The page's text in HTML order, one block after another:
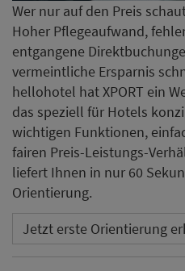
Wer nur auf den Preis
Hoher Pflegeaufwand,
entgangene
vermeintliche Ersparnis
hellohotel hat XPORT ein
das speziell für Hotels
wichtigen Funktionen,
fairen Preis-Leistungs-
liefert Ihnen in nur 60
Orientierung.
Jetzt erste Orientierung